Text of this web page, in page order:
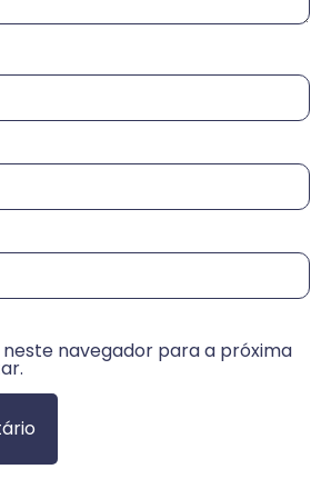
neste navegador para a próxima